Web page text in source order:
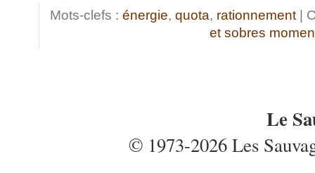
Mots-clefs : énergie, quota, rationnement |
et sobres
Le
© 1973-2026 Les